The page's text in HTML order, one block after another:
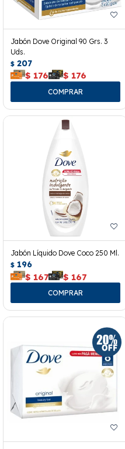
Jabón Dove Original 90 Grs. 3
Uds.
$ 207
$ 176 $ 176
Jabón Líquido Dove Coco 250 Ml.
$ 196
$ 167 $ 167